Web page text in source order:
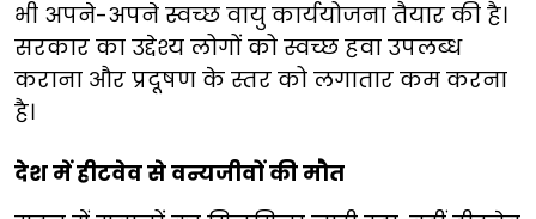
भी अपने-अपने स्वच्छ वायु कार्ययोजना तैयार की है।
सरकार का उद्देश्य लोगों को स्वच्छ हवा उपलब्ध
कराना और प्रदूषण के स्तर को लगातार कम करना
है।
देश में हीटवेव से वन्यजीवों की मौत